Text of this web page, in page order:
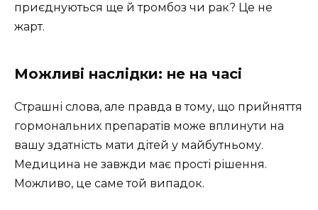
приєднуються ще й тромбоз чи рак? Це не
жарт.
Можливі наслідки: не на часі
Cтрашні слова, але правда в тому, що прийняття
гормональних препаратів може вплинути на
вашу здатність мати дітей у майбутньому.
Медицина не завжди має прості рішення.
Можливо, це саме той випадок.